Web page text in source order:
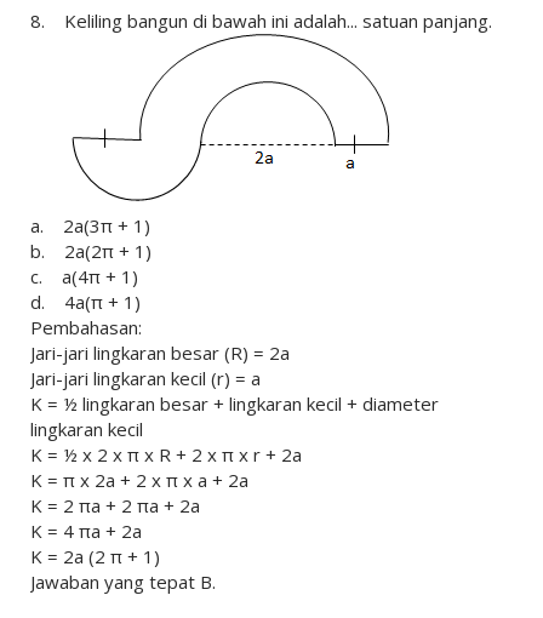
8. Keliling bangun di bawah ini adalah... satuan panjang.
a. 2a(3π + 1)
b. 2a(2π + 1)
c. a(4π + 1)
d. 4a(π + 1)
Pembahasan:
Jari-jari lingkaran besar (R) = 2a
Jari-jari lingkaran kecil (r) = a
K = ½ lingkaran besar + lingkaran kecil + diameter
lingkaran kecil
K = ½ x 2 x π x R + 2 x π x r + 2a
K = π x 2a + 2 x π x a + 2a
K = 2 πa + 2 πa + 2a
K = 4 πa + 2a
K = 2a (2 π + 1)
Jawaban yang tepat B.